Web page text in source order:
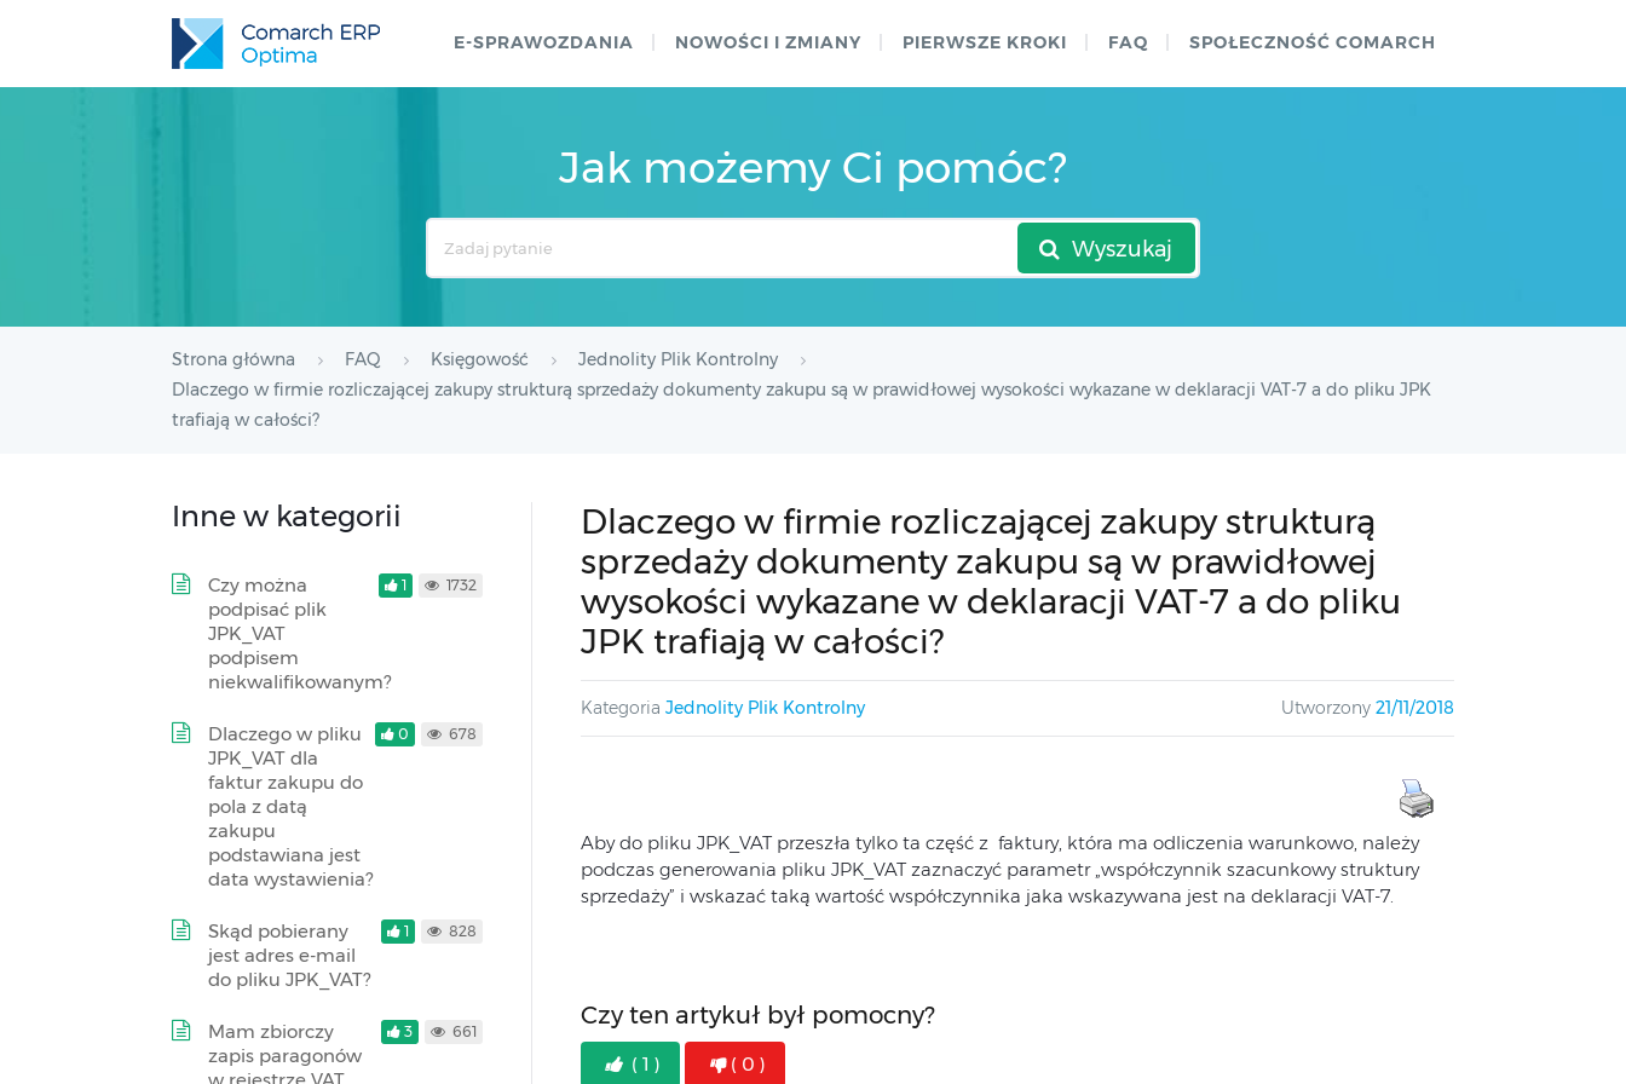
E-SPRAWOZDANIA NOWOŚCI I ZMIANY PIERWSZE KROKI FAQ SPOŁECZNOŚĆ COMARCH
Jak możemy Ci pomóc?
Wyszukaj
Strona główna FAQ Księgowość
Jednolity Plik Kontrolny
Dlaczego w firmie rozliczającej zakupy strukturą sprzedaży dokumenty zakupu są w prawidłowej wysokości wykazane w deklaracji VAT-7 a do pliku JPK
trafiają w całości?
Dlaczego w firmie rozliczającej zakupy strukturą
sprzedaży dokumenty zakupu są w prawidłowej
wysokości wykazane w deklaracji VAT-7 a do pliku
JPK trafiają w całości?
Kategoria Jednolity Plik Kontrolny Utworzony 21/11/2018
Aby do pliku JPK_VAT przeszła tylko ta część z faktury, która ma odliczenia warunkowo, należy
podczas generowania pliku JPK_VAT zaznaczyć parametr „współczynnik szacunkowy struktury
sprzedaży” i wskazać taką wartość współczynnika jaka wskazywana jest na deklaracji VAT-7.
Czy ten artykuł był pomocny?
( 1 ) ( 0 )
Inne w kategorii
Czy można
podpisać plik
JPK_VAT
podpisem
niekwalifikowanym?
1 1732
Dlaczego w pliku
JPK_VAT dla
faktur zakupu do
pola z datą
zakupu
podstawiana jest
data wystawienia?
0 678
Skąd pobierany
jest adres e-mail
do pliku JPK_VAT?
1 828
Mam zbiorczy
zapis paragonów
3 661